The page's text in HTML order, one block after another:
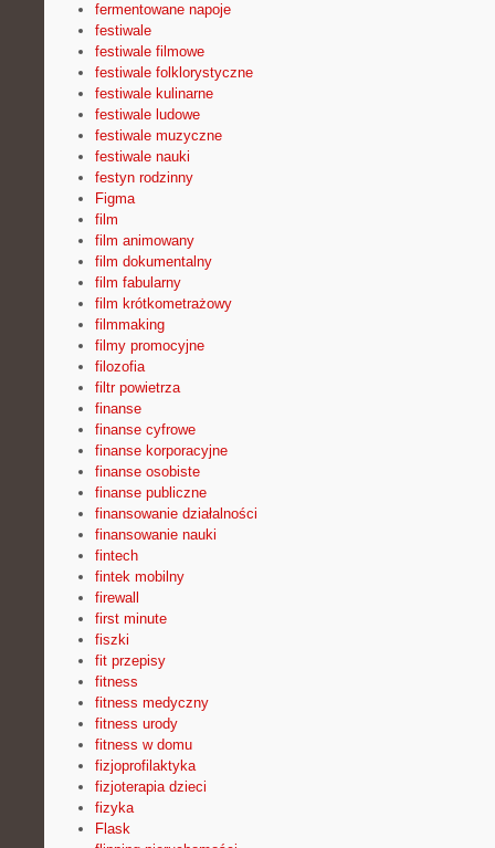
fermentowane napoje
festiwale
festiwale filmowe
festiwale folklorystyczne
festiwale kulinarne
festiwale ludowe
festiwale muzyczne
festiwale nauki
festyn rodzinny
Figma
film
film animowany
film dokumentalny
film fabularny
film krótkometrażowy
filmmaking
filmy promocyjne
filozofia
filtr powietrza
finanse
finanse cyfrowe
finanse korporacyjne
finanse osobiste
finanse publiczne
finansowanie działalności
finansowanie nauki
fintech
fintek mobilny
firewall
first minute
fiszki
fit przepisy
fitness
fitness medyczny
fitness urody
fitness w domu
fizjoprofilaktyka
fizjoterapia dzieci
fizyka
Flask